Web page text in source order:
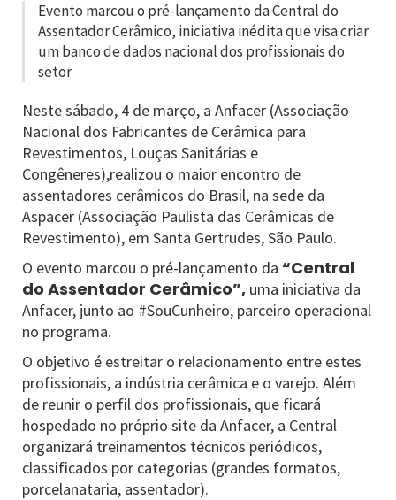
Evento marcou o pré-lançamento da Central do
Assentador Cerâmico, iniciativa inédita que visa criar
um banco de dados nacional dos profissionais do
setor
Neste sábado, 4 de março, a Anfacer (Associação
Nacional dos Fabricantes de Cerâmica para
Revestimentos, Louças Sanitárias e
Congêneres),realizou o maior encontro de
assentadores cerâmicos do Brasil, na sede da
Aspacer (Associação Paulista das Cerâmicas de
Revestimento), em Santa Gertrudes, São Paulo.
O evento marcou o pré-lançamento da “Central
do Assentador Cerâmico”, uma iniciativa da
Anfacer, junto ao #SouCunheiro, parceiro operacional
no programa.
O objetivo é estreitar o relacionamento entre estes
profissionais, a indústria cerâmica e o varejo. Além
de reunir o perfil dos profissionais, que ficará
hospedado no próprio site da Anfacer, a Central
organizará treinamentos técnicos periódicos,
classificados por categorias (grandes formatos,
porcelanataria, assentador).